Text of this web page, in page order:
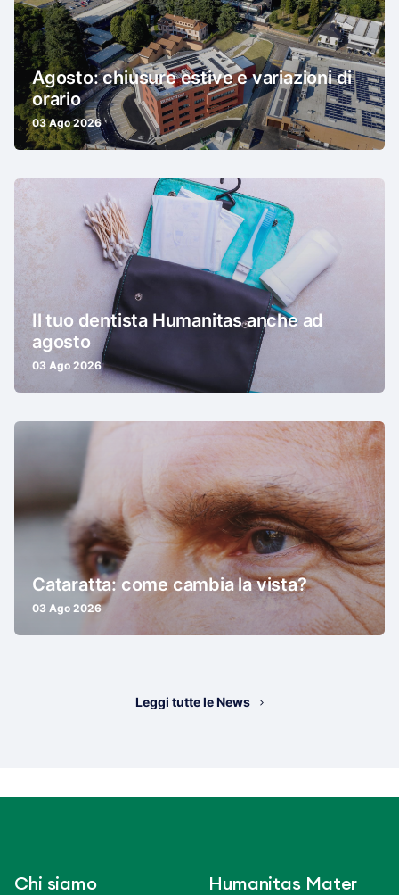
Agosto: chiusure estive e variazioni di
orario
03 Ago 2026
Il tuo dentista Humanitas anche ad
agosto
03 Ago 2026
Cataratta: come cambia la vista?
03 Ago 2026
Leggi tutte le News
Chi siamo
Humanitas Mater